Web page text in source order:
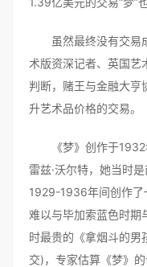
虽然最终没有交易
术版资深记者、英国艺
判断，赌王与金融大亨
升艺术品价格的交易。
《梦》创作于1932
雷兹·沃尔特，她当时
1929-1936年间创作了
难以与毕加索蓝色时期
时最贵的《拿烟斗的
交)，专家估算《梦》